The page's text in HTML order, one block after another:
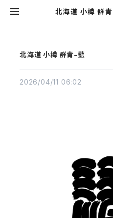
北海道 小樽 群
北海道 小樽 群青-藍
2026/04/11 06:02